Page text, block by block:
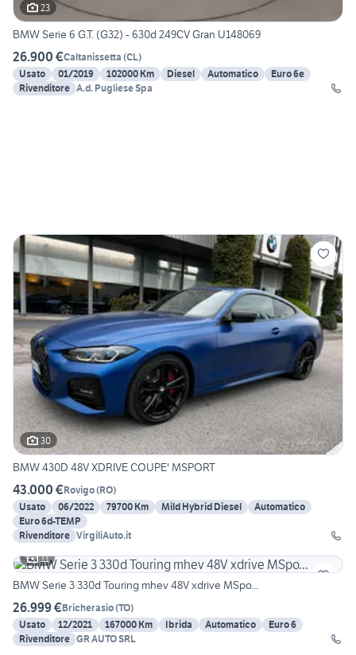
23
BMW Serie 6 G.T. (G32) - 630d 249CV Gran U148069
26.900 €Caltanissetta (CL)
Usato
01/2019 102000 Km Diesel Automatico
Euro 6e
Rivenditore A.d. Pugliese Spa
30
BMW 430D 48V XDRIVE COUPE' MSPORT
43.000 €Rovigo(RO)
Usato
06/2022 79700 Km Mild Hybrid Diesel
Automatico
Euro 6d-TEMP
Rivenditore VirgiliAuto.it
11
BMW Serie 3 330d Touring mhev 48V xdrive MSpo...
26.999 €Bricherasio(TO)
Usato
12/2021 167000 Km Ibrida Automatico
Euro 6
Rivenditore GR AUTO SRL